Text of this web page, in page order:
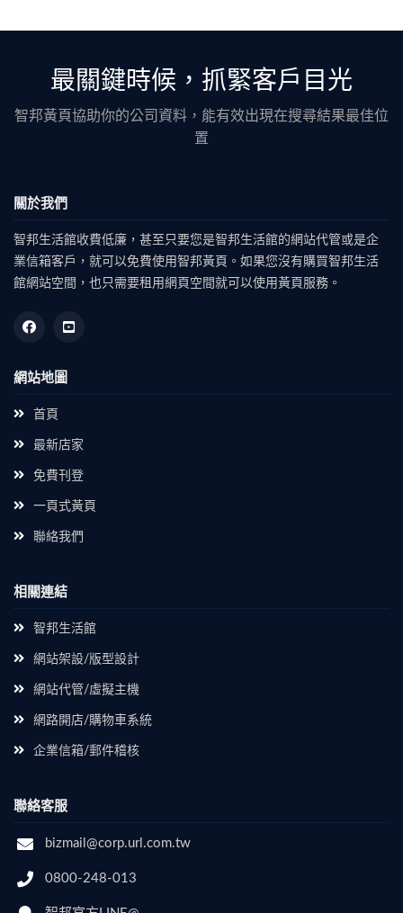
最關鍵時候，抓緊客戶目光
智邦黃頁協助你的公司資料，能有效出現在搜尋結果最佳位
置
關於我們
智邦生活館收費低廉，甚至只要您是智邦生活館的網站代管或是企
業信箱客戶，就可以免費使用智邦黃頁。如果您沒有購買智邦生活
館網站空間，也只需要租用網頁空間就可以使用黃頁服務。
網站地圖
首頁
最新店家
免費刊登
一頁式黃頁
聯絡我們
相關連結
智邦生活館
網站架設/版型設計
網站代管/虛擬主機
網路開店/購物車系統
企業信箱/郵件稽核
聯絡客服
bizmail@corp.url.com.tw
0800-248-013